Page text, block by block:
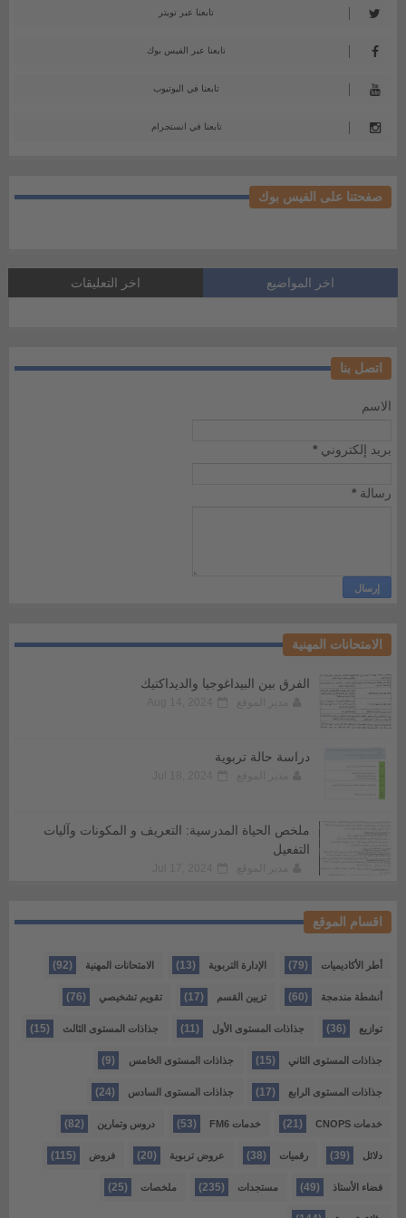
تابعنا عبر تويتر
تابعنا عبر الفيس بوك
تابعنا في اليوتيوب
تابعنا في انستجرام
صفحتنا على الفيس بوك
اخر المواضيع اخر التعليقات
اتصل بنا
الاسم
بريد إلكتروني *
رسالة *
الامتحانات المهنية
الفرق بين البيداغوجيا والديداكتيك
دراسة حالة تربوية
ملخص الحياة المدرسية: التعريف و المكونات وآليات
التفعيل
اقسام الموقع
أطر الأكاديميات (79) الإدارة التربوية (13) الامتحانات المهنية (92)
أنشطة مندمجة (60) تزيين القسم (17) تقويم تشخيصي (76)
توازيع (36) جذاذات المستوى الأول (11) جذاذات المستوى الثالث (15)
جذاذات المستوى الثاني (15) جذاذات المستوى الخامس (9)
جذاذات المستوى الرابع (17) جذاذات المستوى السادس (24)
خدمات CNOPS (21) خدمات FM6 (53) دروس وتمارين (82)
دلائل (39) رقميات (38) عروض تربوية (20) فروض (115)
فضاء الأستاذ (49) مستجدات (235) ملخصات (25)